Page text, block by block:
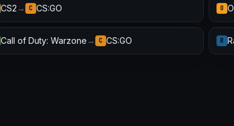
CS2 → C CS:GO O
Call of Duty: Warzone → C CS:GO R